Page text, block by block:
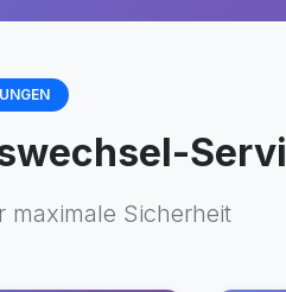
maximale Sicherheit